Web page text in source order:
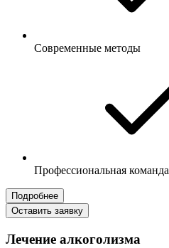
Современные методы
Профессиональная команда
Подробнее
Оставить заявку
Лечение алкоголизма